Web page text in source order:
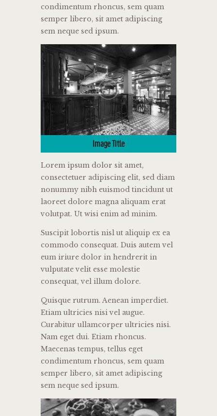
condimentum rhoncus, sem quam
semper libero, sit amet adipiscing
sem neque sed ipsum.
Image Title
Lorem ipsum dolor sit amet,
consectetuer adipiscing elit, sed diam
nonummy nibh euismod tincidunt ut
laoreet dolore magna aliquam erat
volutpat. Ut wisi enim ad minim.
Suscipit lobortis nisl ut aliquip ex ea
commodo consequat. Duis autem vel
eum iriure dolor in hendrerit in
vulputate velit esse molestie
consequat, vel illum dolore.
Quisque rutrum. Aenean imperdiet.
Etiam ultricies nisi vel augue.
Curabitur ullamcorper ultricies nisi.
Nam eget dui. Etiam rhoncus.
Maecenas tempus, tellus eget
condimentum rhoncus, sem quam
semper libero, sit amet adipiscing
sem neque sed ipsum.